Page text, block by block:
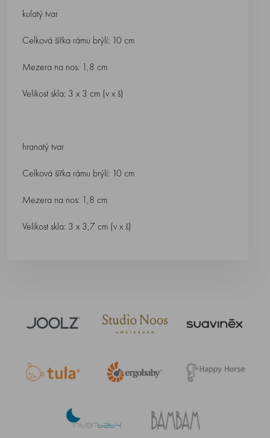
kulatý tvar
Celková šířka rámu brýlí: 10 cm
Mezera na nos: 1,8 cm
Velikost skla: 3 x 3 cm (v x š)
hranatý tvar
Celková šířka rámu brýlí: 10 cm
Mezera na nos: 1,8 cm
Velikost skla: 3 x 3,7 cm (v x š)